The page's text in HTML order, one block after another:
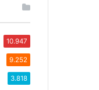
10.947
9.252
3.818